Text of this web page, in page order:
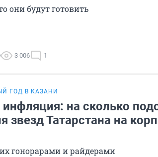
они будут готовить
3 006 1
ГОД В КАЗАНИ
инфляция: на сколько
звезд Татарстана на
гонорарами и райдерами